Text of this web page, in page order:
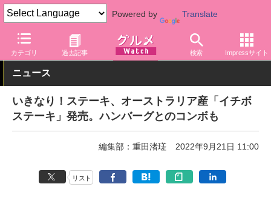
Powered by Translate
カテゴリ 過去記事 検索 Impressサイト
グルメ Watch 店舗 レストラン
ニュース
いきなり！ステーキ、オーストラリア産「イチボ
ステーキ」発売。ハンバーグとのコンボも
編集部：重田渚瑳 2022年9月21日 11:00
リスト